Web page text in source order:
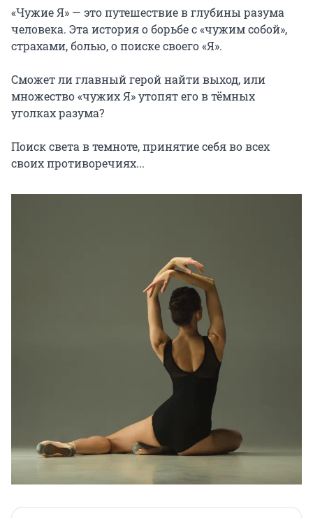
«Чужие Я» — это путешествие в глубины разума
человека. Эта история о борьбе с «чужим собой»,
страхами, болью, о поиске своего «Я».
Сможет ли главный герой найти выход, или
множество «чужих Я» утопят его в тёмных
уголках разума?
Поиск света в темноте, принятие себя во всех
своих противоречиях...